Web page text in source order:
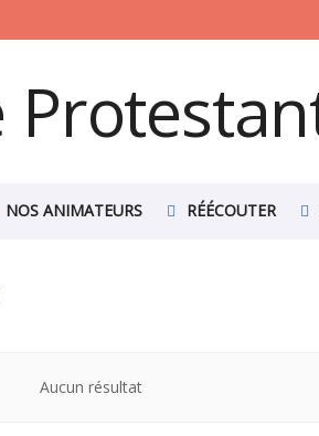
NOS ANIMATEURS RÉÉCOUTER
Aucun résultat